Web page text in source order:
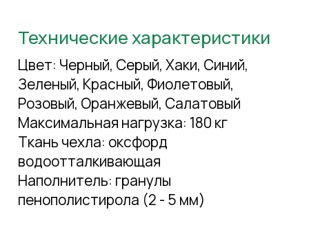
Технические характеристики
Цвет: Черный, Серый, Хаки, Синий,
Зеленый, Красный, Фиолетовый,
Розовый, Оранжевый, Салатовый
Максимальная нагрузка: 180 кг
Ткань чехла: оксфорд
водоотталкивающая
Наполнитель: гранулы
пенополистирола (2 - 5 мм)